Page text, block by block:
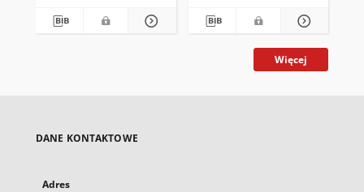
Więcej
DANE KONTAKTOWE
Adres